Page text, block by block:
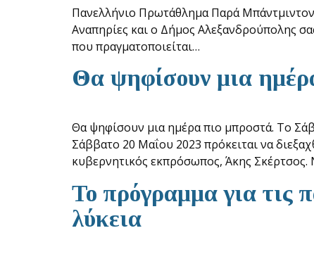
Πανελλήνιο Πρωτάθλημα Παρά
Αναπηρίες και ο Δήμος Αλεξανδρούπολης
που πραγματοποιείται…
Θα ψηφίσουν μια
Θα ψηφίσουν μια ημέρα πιο μπροστά. Το
Σάββατο 20 Μαΐου 2023 πρόκειται να
κυβερνητικός εκπρόσωπος, Άκης Σκέρτσος.
Το πρόγραμμα για τις
λύκεια